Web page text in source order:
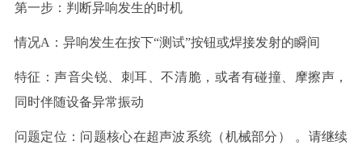
第一步：判断异响发生的时机
情况A：异响发生在按下“测试”按钮或焊接发射的瞬间
特征 ：声音尖锐、刺耳、不清脆，或者有碰撞、摩擦声，
同时伴随设备异常振动
问题定位 ：问题核心在超声波系统（机械部分）
。请继续